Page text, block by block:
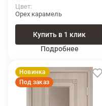
Цвет
Орех карамель
Купить в 1 клик
Подробнее
Новинка
Под заказ